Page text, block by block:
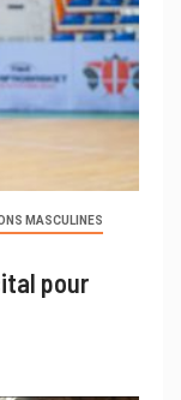
MASCULINES
pour